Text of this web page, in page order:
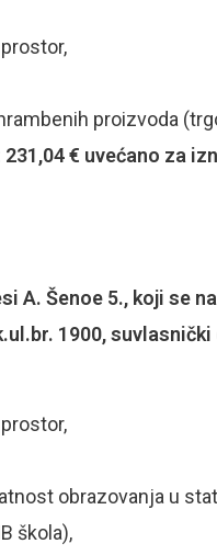
proizvoda
231,04 € uvećano za
A. Šenoe 5., koji se
1900, suvlasnički
obrazovanja u
škola),